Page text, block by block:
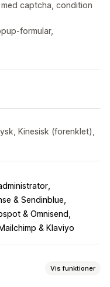
captcha, condition
formular,
Kinesisk (forenklet),
& Sendinblue
& Omnisend
Mailchimp & Klaviyo
Vis funktioner